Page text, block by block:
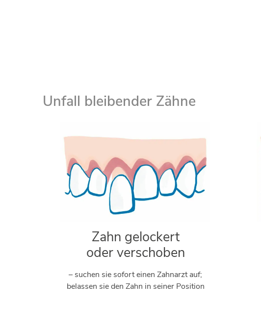
Unfall bleibender Zähne
Zahn gelockert
oder verschoben
– suchen sie sofort einen Zahnarzt auf;
belassen sie den Zahn in seiner Position